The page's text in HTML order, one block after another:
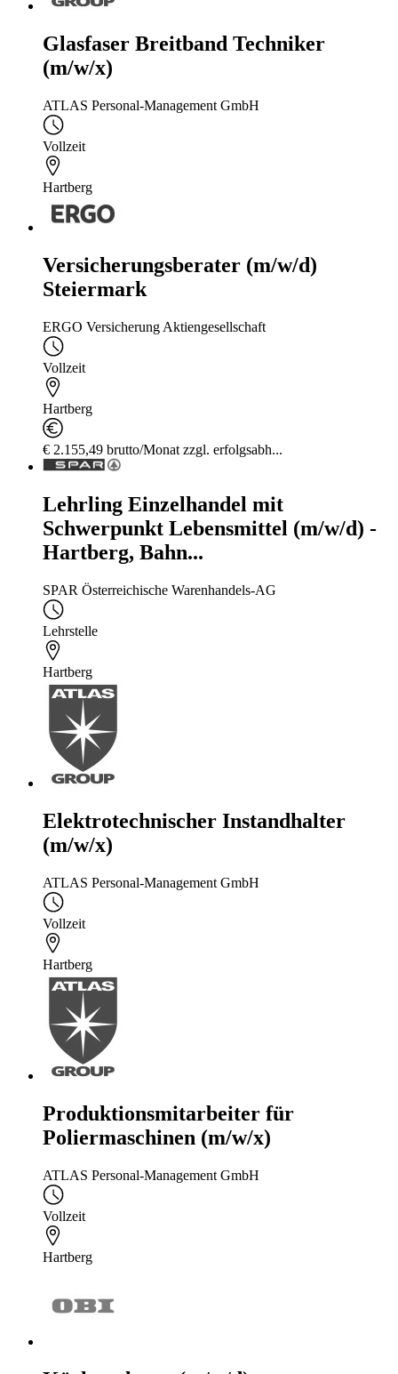
Glasfaser Breitband Techniker
(m/w/x)
ATLAS Personal-Management GmbH
Vollzeit
Hartberg
Versicherungsberater (m/w/d)
Steiermark
ERGO Versicherung Aktiengesellschaft
Vollzeit
Hartberg
€ 2.155,49 brutto/Monat zzgl. erfolgsabh...
Lehrling Einzelhandel mit
Schwerpunkt Lebensmittel (m/w/d) -
Hartberg, Bahn...
SPAR Österreichische Warenhandels-AG
Lehrstelle
Hartberg
Elektrotechnischer Instandhalter
(m/w/x)
ATLAS Personal-Management GmbH
Vollzeit
Hartberg
Produktionsmitarbeiter für
Poliermaschinen (m/w/x)
ATLAS Personal-Management GmbH
Vollzeit
Hartberg